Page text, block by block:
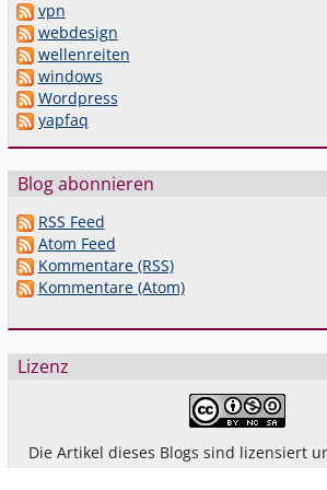
vpn
webdesign
wellenreiten
windows
Wordpress
yapfaq
Blog abonnieren
RSS Feed
Atom Feed
Kommentare (RSS)
Kommentare (Atom)
Lizenz
Die Artikel dieses Blogs sind lizensiert